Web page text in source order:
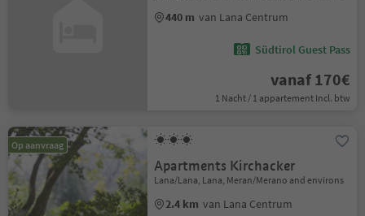
440 m van Lana Centrum
Südtirol Guest Pass
vanaf 170€
1 Nacht / 1 appartement Incl. btw
Op aanvraag
Apartments Kirchacker
Lana/Lana, Lana, Meran/Merano and environs
2.4 km van Lana Centrum